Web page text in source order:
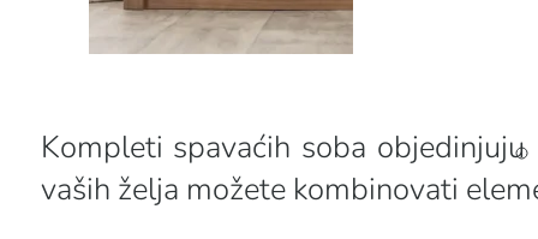
Kompleti spavaćih soba
vaših želja možete kombinovati